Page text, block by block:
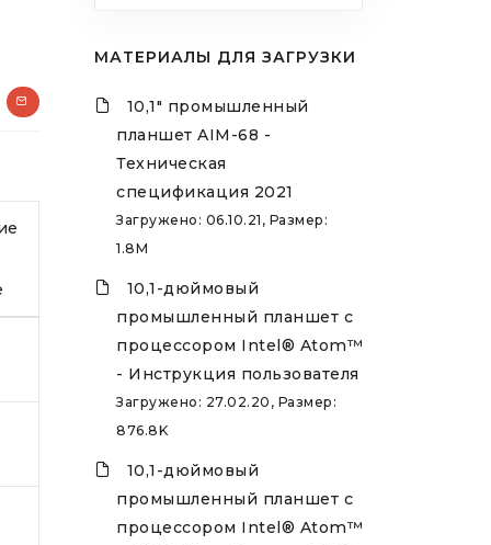
МАТЕРИАЛЫ ДЛЯ ЗАГРУЗКИ
10,1" промышленный
планшет AIM-68 -
Техническая
спецификация 2021
Загружено: 06.10.21, Размер:
1.8M
10,1-дюймовый
промышленный планшет с
процессором Intel® Atom™
- Инструкция пользователя
Загружено: 27.02.20, Размер:
876.8K
10,1-дюймовый
промышленный планшет с
процессором Intel® Atom™